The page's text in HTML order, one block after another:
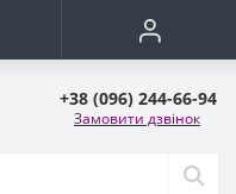
+38 (096) 244-66-94
Замовити дзвінок